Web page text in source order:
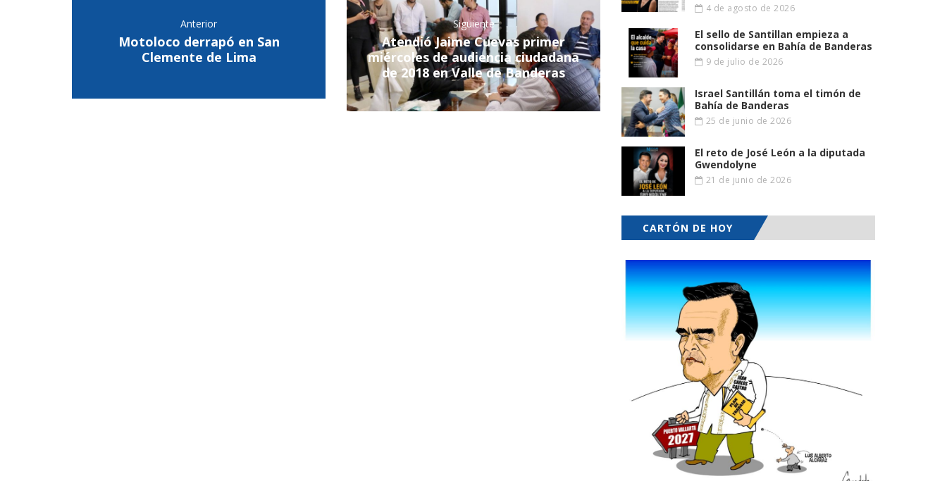
Anterior
Motoloco derrapó en San
Clemente de Lima
Siguiente
Atendió Jaime Cuevas primer
miércoles de audiencia ciudadana
de 2018 en Valle de Banderas
4 de agosto de 2026
El sello de Santillan empieza a
consolidarse en Bahía de Banderas
9 de julio de 2026
Israel Santillán toma el timón de
Bahía de Banderas
25 de junio de 2026
El reto de José León a la diputada
Gwendolyne
21 de junio de 2026
CARTÓN DE HOY